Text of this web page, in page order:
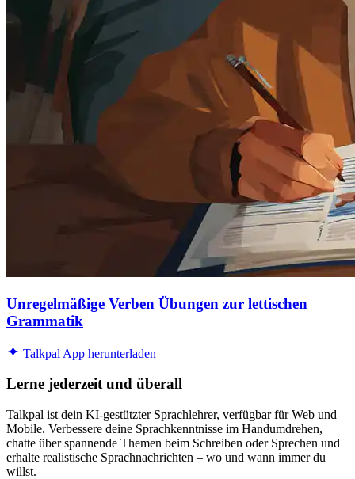
Unregelmäßige Verben Übungen zur lettischen
Grammatik
Talkpal App herunterladen
Lerne jederzeit und überall
Talkpal ist dein KI-gestützter Sprachlehrer, verfügbar für Web und
Mobile. Verbessere deine Sprachkenntnisse im Handumdrehen,
chatte über spannende Themen beim Schreiben oder Sprechen und
erhalte realistische Sprachnachrichten – wo und wann immer du
willst.